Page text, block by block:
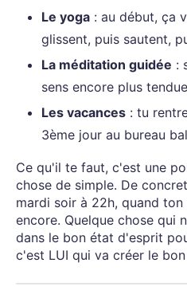
Le yoga : au début, ça
glissent, puis sautent,
La méditation guidée :
sens encore plus
Les vacances : tu
3ème jour au bureau
Ce qu'il te faut, c'est une
chose de simple. De
mardi soir à 22h, quand
encore. Quelque chose qui
dans le bon état d'esprit
c'est LUI qui va créer le